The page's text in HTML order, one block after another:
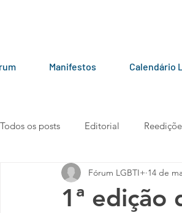
Manifestos Calendário
Todos os posts Editorial
LGBT+ pelo mundo Por
1ª edição
Fórum LGBTI+ 14 de